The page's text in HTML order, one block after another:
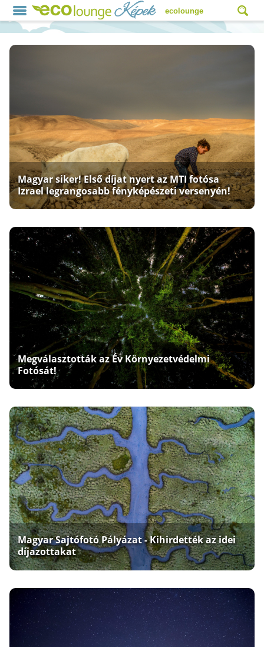
ecolounge
Magyar siker! Első díjat nyert az MTI fotósa
Izrael legrangosabb fényképészeti versenyén!
Megválasztották az Év Környezetvédelmi
Fotósát!
Magyar Sajtófotó Pályázat - Kihirdették az idei
díjazottakat